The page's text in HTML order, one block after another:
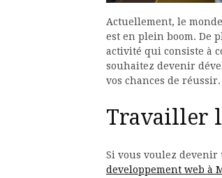
Actuellement, le
est en plein boom. De
activité qui consiste à
souhaitez devenir
vos chances de réussir.
Travailler
Si vous voulez
developpement web à